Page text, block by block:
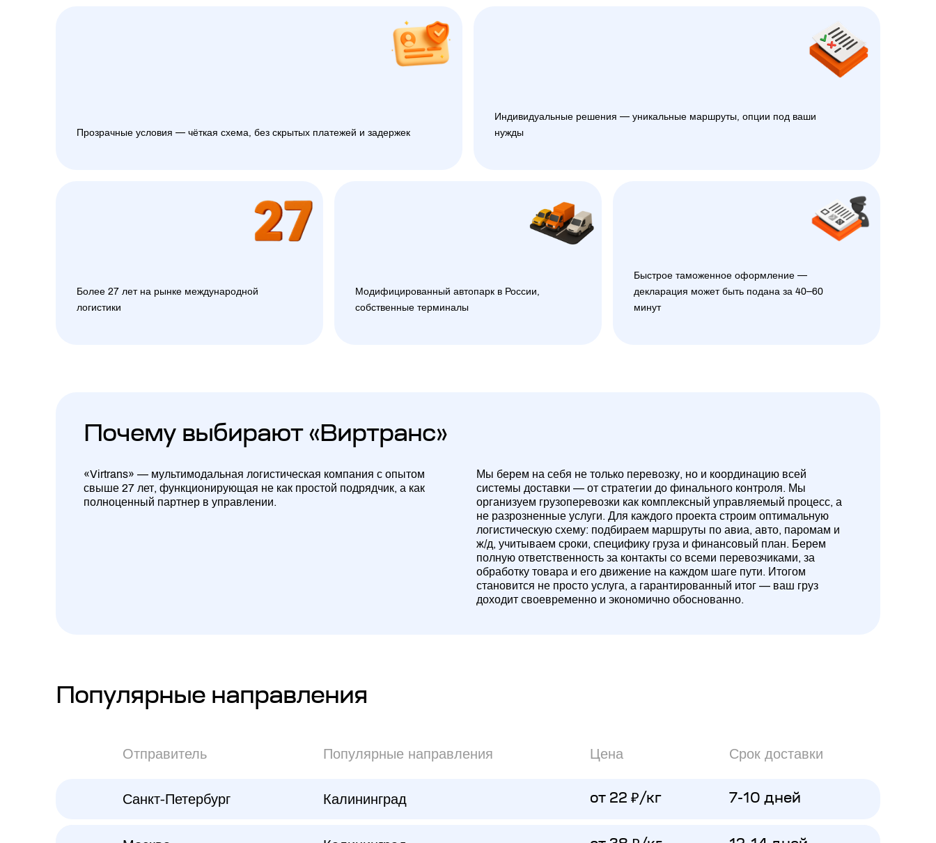
Прозрачные условия — чёткая схема, без скрытых платежей и задержек
Индивидуальные решения — уникальные маршруты, опции под ваши
нужды
Более 27 лет на рынке международной
логистики
Модифицированный автопарк в России,
собственные терминалы
Быстрое таможенное оформление —
декларация может быть подана за 40–60
минут
Почему выбирают «Виртранс»
«Virtrans» — мультимодальная логистическая компания с опытом
свыше 27 лет, функционирующая не как простой подрядчик, а как
полноценный партнер в управлении.
Мы берем на себя не только перевозку, но и координацию всей
системы доставки — от стратегии до финального контроля. Мы
организуем грузоперевозки как комплексный управляемый процесс, а
не разрозненные услуги. Для каждого проекта строим оптимальную
логистическую схему: подбираем маршруты по авиа, авто, паромам и
ж/д, учитываем сроки, специфику груза и финансовый план. Берем
полную ответственность за контакты со всеми перевозчиками, за
обработку товара и его движение на каждом шаге пути. Итогом
становится не просто услуга, а гарантированный итог — ваш груз
доходит своевременно и экономично обоснованно.
Популярные направления
Отправитель Популярные направления Цена Срок доставки
Санкт-Петербург Калининград от 22 ₽/кг 7-10 дней